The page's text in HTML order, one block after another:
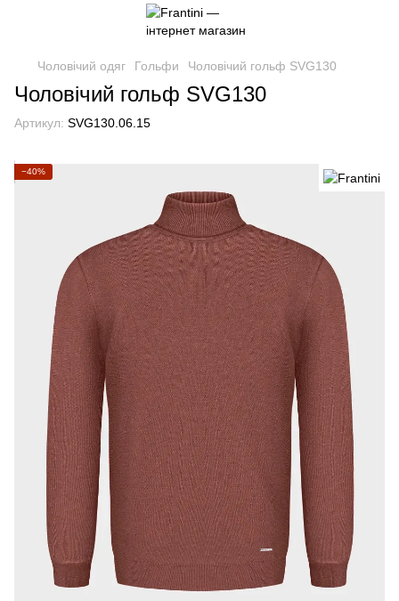
Чоловічий одяг Гольфи Чоловічий гольф SVG130
Чоловічий гольф SVG130
Артикул: SVG130.06.15
−40%